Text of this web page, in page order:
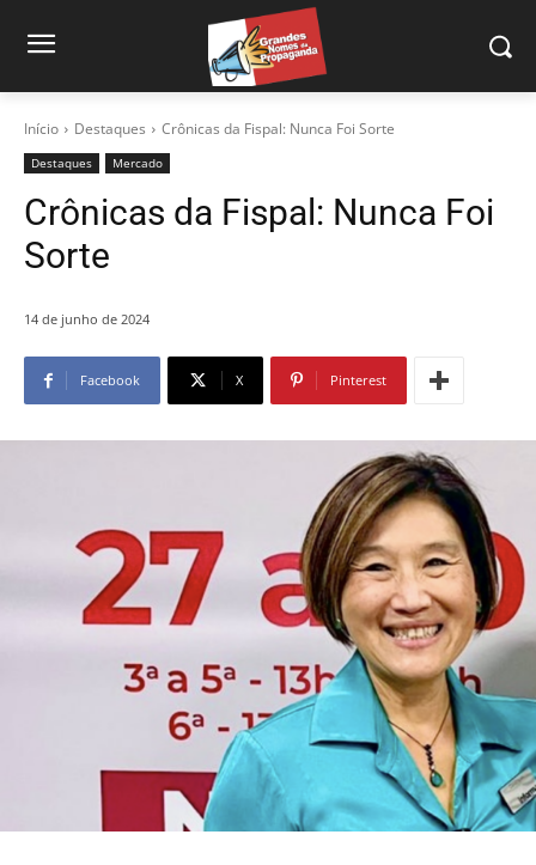
Início Destaques Crônicas da Fispal: Nunca Foi Sorte
Destaques Mercado
Crônicas da Fispal: Nunca Foi
Sorte
14 de junho de 2024
Facebook X Pinterest